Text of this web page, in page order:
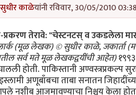
सुधीर काळेयांनी रविवार, 30/05/2010
तेरावे: "चेस्टनटस् व उकडलेला
(मूळ लेखक) © सुधीर काळे, जकार्ता
सर्व मते मूळ लेखकद्वयींची आहेत)१९९३ च्या शरदऋतूत पुन्हा एक निवडणूक तोंडावर आलेली असताना पाकिस्तानची तडफड चालली होती. पाकिस्तानी अण्वस्त्रप्रकल्प सुरक्षित हातात नव्हता व तिथल्या प्रक्षोभक पाकिस्तानी प्रवृत्ती उफाळून वर येत होत्या व इस्लामी अणूबाँबचा ताबा सनातन जिहादींच्या धर्मगुरूंकडे/मौलवींकडे द्यावा अशी मागणी करीत होत्या. बेनझीरनी पुन्हा एकदा आपले नशीब आजमावण्याचा निश्चय केला होता व त्या पंतप्रधानपदाच्या निवडणुकीच्या रिंगणात उतरल्या होत्या आणि त्यांनी उन्हाळ्यापासूनच प्रचारही सुरू केला. त्याच वेळी World Trade Center मध्ये फेब्रूवारीमध्ये स्फोट घडवून आणलेल्या रामझी युसेफ याने